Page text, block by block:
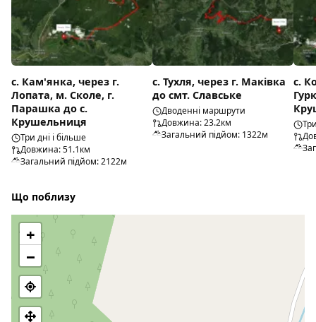
с. Кам'янка, через г.
Лопата, м. Сколе, г.
Парашка до с.
Крушельниця
Три дні і більше
Довжина: 51.1км
Загальний підйом: 2122м
с. Тухля, через г. Маківка
до смт. Славське
Дводенні маршрути
Довжина: 23.2км
Загальний підйом: 1322м
с.
Що поблизу
+
−